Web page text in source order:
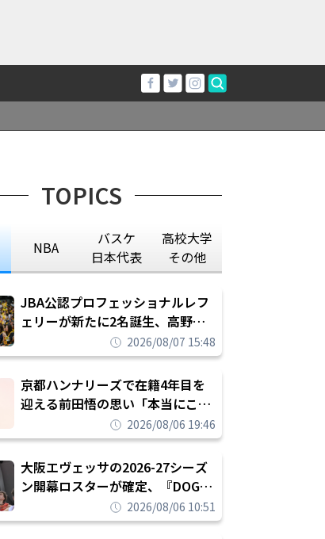
TOPICS
NBA
バスケ
日本代表
高校大学
その他
JBA公認プロフェッショナルレフ
ェリーが新たに2名誕生、高野晃
平は16年間続けた会社員生活に別
れを告げてプロ転向を決断
2026/08/07 15:48
京都ハンナリーズで在籍4年目を
迎える前田悟の思い「本当にこの
チームで勝ちたい、負けたまま舐
められたまま終わりたくない」
2026/08/06 19:46
大阪エヴェッサの2026-27シーズ
ン開幕ロスターが確定、『DOG
FIGHT』のチームカルチャーを推
し進めて結果を求めるシーズンへ
2026/08/06 10:51